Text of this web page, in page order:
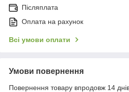
Післяплата
Оплата на рахунок
Всі умови оплати
Умови повернення
Повернення товару впродовж 14